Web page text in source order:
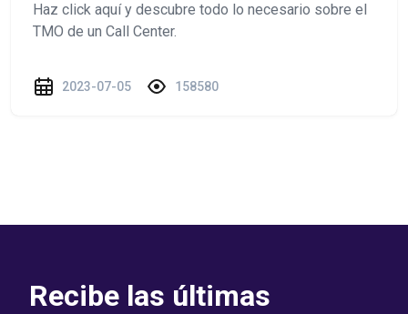
Haz click aquí y descubre todo lo necesario sobre el
TMO de un Call Center.
2023-07-05 158580
Recibe las últimas